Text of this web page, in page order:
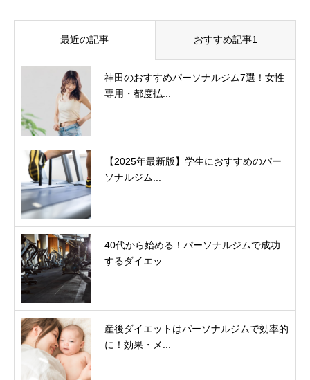
最近の記事 おすすめ記事1
神田のおすすめパーソナルジム7選！女性
専用・都度払...
【2025年最新版】学生におすすめのパー
ソナルジム...
40代から始める！パーソナルジムで成功
するダイエッ...
産後ダイエットはパーソナルジムで効率的
に！効果・メ...